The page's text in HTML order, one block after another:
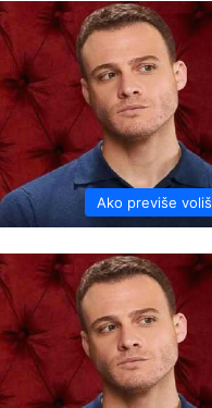
Ako previše voliš